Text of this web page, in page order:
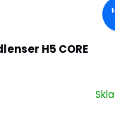
H5 CORE